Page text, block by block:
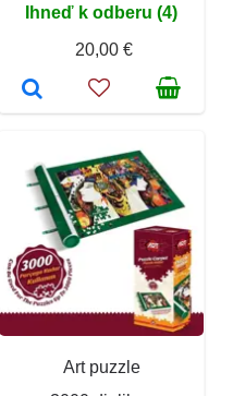
Ihneď k odberu (4)
20,00 €
Art puzzle